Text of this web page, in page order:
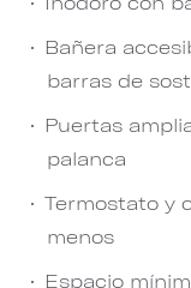
Bañera
barras de
Puertas
palanca
Termostato y
menos
Espacio